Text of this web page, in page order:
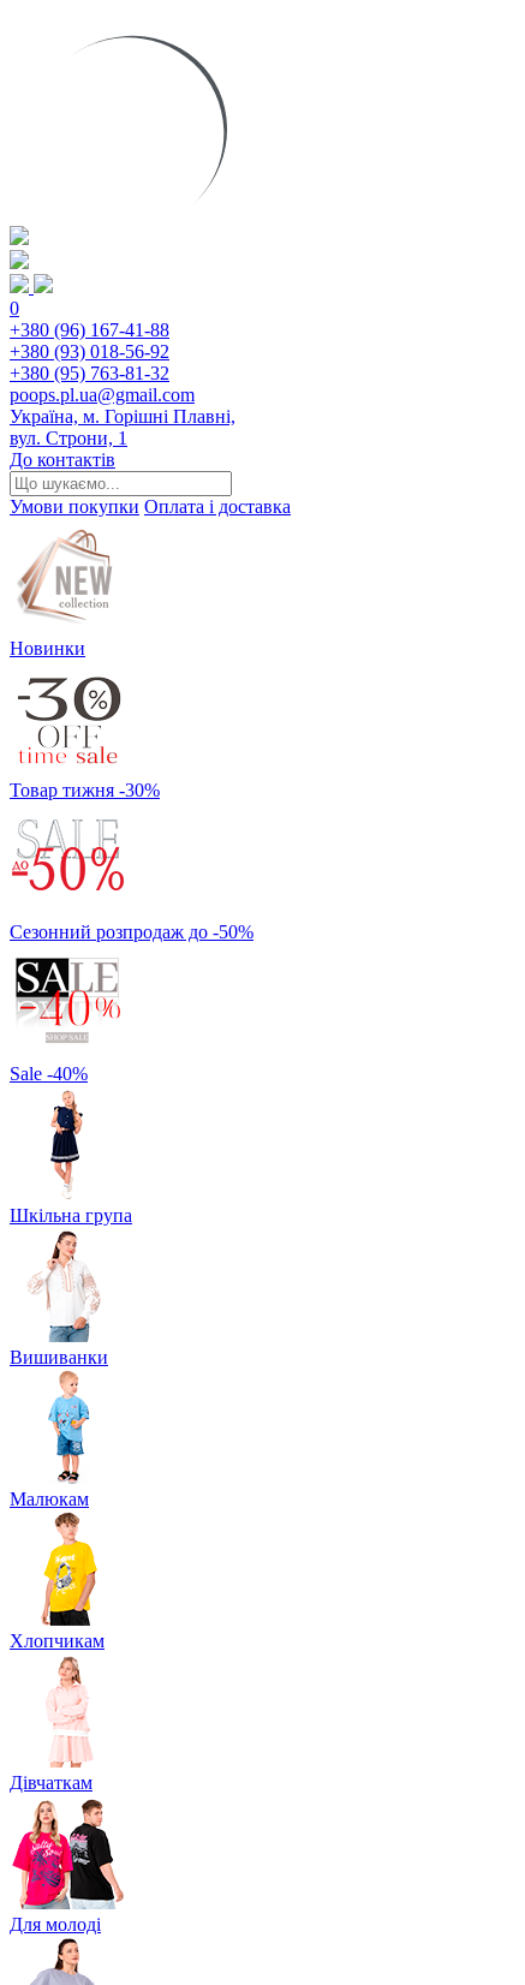
0
+380 (96) 167-41-88
+380 (93) 018-56-92
+380 (95) 763-81-32
poops.pl.ua@gmail.com
Україна, м. Горішні Плавні,
вул. Строни, 1
До контактів
Умови покупки Оплата і доставка
Новинки
Товар тижня -30%
Сезонний розпродаж до -50%
Sale -40%
Шкільна група
Вишиванки
Малюкам
Хлопчикам
Дівчаткам
Для молоді